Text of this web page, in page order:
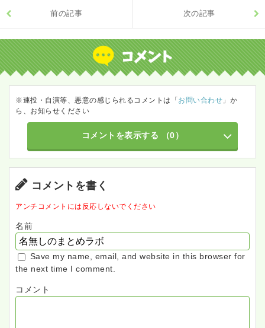
前の記事 次の記事
※連投・自演等、悪意の感じられるコメントは「 お問い合わせ 」か
ら、お知らせください
コメントを表示する （0）
コメントを書く
アンチコメントには反応しないでください
名前
Save my name, email, and website in this browser for
the next time I comment.
コメント